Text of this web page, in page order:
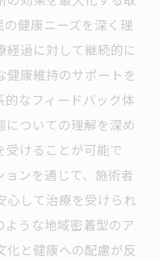
健康ニーズを深く理
経過に対して継続的に
健康維持のサポートを
的なフィードバック体
ついての理解を深め
受けることが可能で
ンを通じて、施術者
心して治療を受けられ
ような地域密着型のア
化と健康への配慮が反